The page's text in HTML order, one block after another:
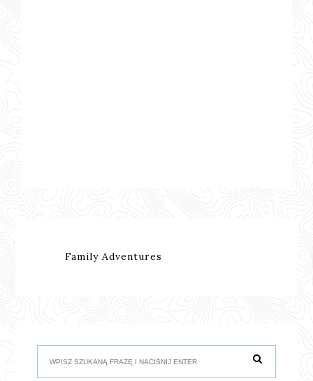
Family Adventures